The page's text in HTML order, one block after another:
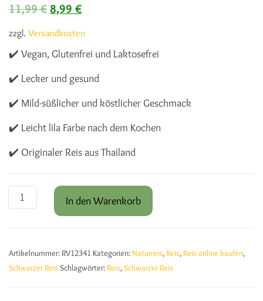
11,99€ Ursprünglicher Preis war: 11,99 €
8,99 €Aktueller Preis ist: 8,99 €.
zzgl. Versandkosten
✔️ Vegan, Glutenfrei und Laktosefrei
✔️ Lecker und gesund
✔️ Mild-süßlicher und köstlicher Geschmack
✔️ Leicht lila Farbe nach dem Kochen
✔️ Originaler Reis aus Thailand
Schwarzer Reis 1.000g Menge
In den Warenkorb
Artikelnummer: RV12341 Kategorien: Naturreis, Reis, Reis online kaufen,
Schwarzer Reis Schlagwörter: Reis,Schwarzer Reis